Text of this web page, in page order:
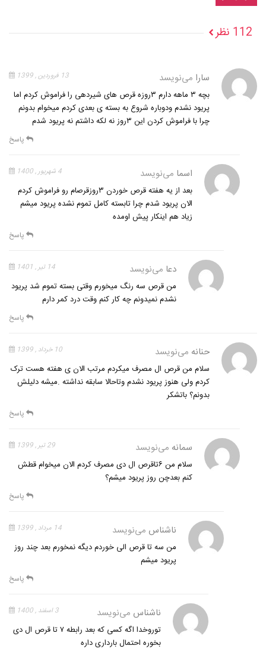
112 نظر
سارا می‌نویسد 13 فروردین , 1399
بچه ۳ ماهه دارم ۳روزه قرص های شیردهی را فراموش کردم اما
پریود نشدم ودوباره شروع به بسته ی بعدی کردم میخوام بدونم
چرا با فراموش کردن این ۳روز نه لکه داشتم نه پریود شدم
پاسخ
اسما می‌نویسد 4 شهریور , 1400
بعد از یه هفته قرص خوردن ۳روزقرصام رو فراموش کردم
الان پریود شدم چرا تابسته کامل تموم نشده پریود میشم
زیاد هم اینکار پیش اومده
پاسخ
دعا می‌نویسد 14 تیر , 1401
من قرص سه رنگ میخورم وقتی بسته تموم شد پریود
نشدم نمیدونم چه کار کنم وقت درد کمر دارم
پاسخ
حنانه می‌نویسد 10 خرداد , 1399
سلام من قرص ال مصرف میکردم مرتب الان ی هفته هست ترک
کردم ولی هنوز پریود نشدم وتاحالا سابقه نداشته .میشه دلیلش
بدونم؟ باتشکر
پاسخ
سمانه می‌نویسد 29 تیر , 1399
سلام من ۶تاقرص ال دی مصرف کردم الان میخوام قطش
کنم بعدچن روز پریود میشم؟
پاسخ
ناشناس می‌نویسد 14 مرداد , 1399
من سه تا قرص الی خوردم دیگه نمخورم بعد چند روز
پریود میشم
پاسخ
ناشناس می‌نویسد 3 اسفند , 1400
توروخدا اگه کسی که بعد رابطه ۷ تا قرص ال دی
بخوره احتمال بارداری داره